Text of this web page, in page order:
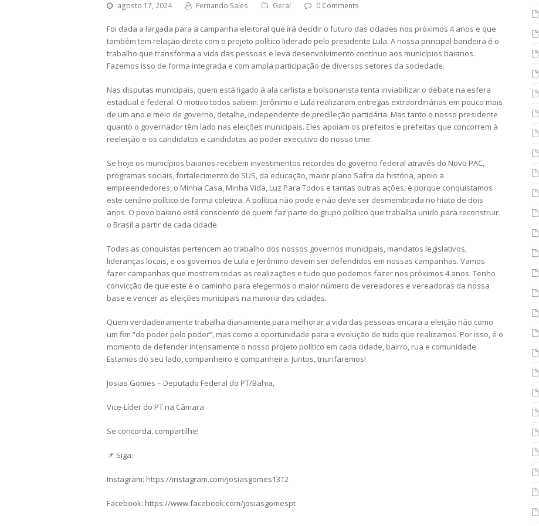
agosto 17, 2024 Fernando Sales Geral 0 Comments
Foi dada a largada para a campanha eleitoral que irá decidir o futuro das cidades nos próximos 4 anos e que
também tem relação direta com o projeto político liderado pelo presidente Lula. A nossa principal bandeira é o
trabalho que transforma a vida das pessoas e leva desenvolvimento contínuo aos municípios baianos.
Fazemos isso de forma integrada e com ampla participação de diversos setores da sociedade.
Nas disputas municipais, quem está ligado à ala carlista e bolsonarista tenta inviabilizar o debate na esfera
estadual e federal. O motivo todos sabem: Jerônimo e Lula realizaram entregas extraordinárias em pouco mais
de um ano e meio de governo, detalhe, independente de predileção partidária. Mas tanto o nosso presidente
quanto o governador têm lado nas eleições municipais. Eles apoiam os prefeitos e prefeitas que concorrem à
reeleição e os candidatos e candidatas ao poder executivo do nosso time.
Se hoje os municípios baianos recebem investimentos recordes do governo federal através do Novo PAC,
programas sociais, fortalecimento do SUS, da educação, maior plano Safra da história, apoio a
empreendedores, o Minha Casa, Minha Vida, Luz Para Todos e tantas outras ações, é porque conquistamos
este cenário político de forma coletiva. A política não pode e não deve ser desmembrada no hiato de dois
anos. O povo baiano está consciente de quem faz parte do grupo político que trabalha unido para reconstruir
o Brasil a partir de cada cidade.
Todas as conquistas pertencem ao trabalho dos nossos governos municipais, mandatos legislativos,
lideranças locais, e os governos de Lula e Jerônimo devem ser defendidos em nossas campanhas. Vamos
fazer campanhas que mostrem todas as realizações e tudo que podemos fazer nos próximos 4 anos. Tenho
convicção de que este é o caminho para elegermos o maior número de vereadores e vereadoras da nossa
base e vencer as eleições municipais na maioria das cidades.
Quem verdadeiramente trabalha diariamente para melhorar a vida das pessoas encara a eleição não como
um fim “do poder pelo poder”, mas como a oportunidade para a evolução de tudo que realizamos. Por isso, é o
momento de defender intensamente o nosso projeto político em cada cidade, bairro, rua e comunidade.
Estamos do seu lado, companheiro e companheira. Juntos, triunfaremos!
Josias Gomes – Deputado Federal do PT/Bahia,
Vice-Líder do PT na Câmara
Se concorda, compartilhe!
📌 Siga:
Instagram: https://instagram.com/josiasgomes1312
Facebook: https://www.facebook.com/josiasgomespt